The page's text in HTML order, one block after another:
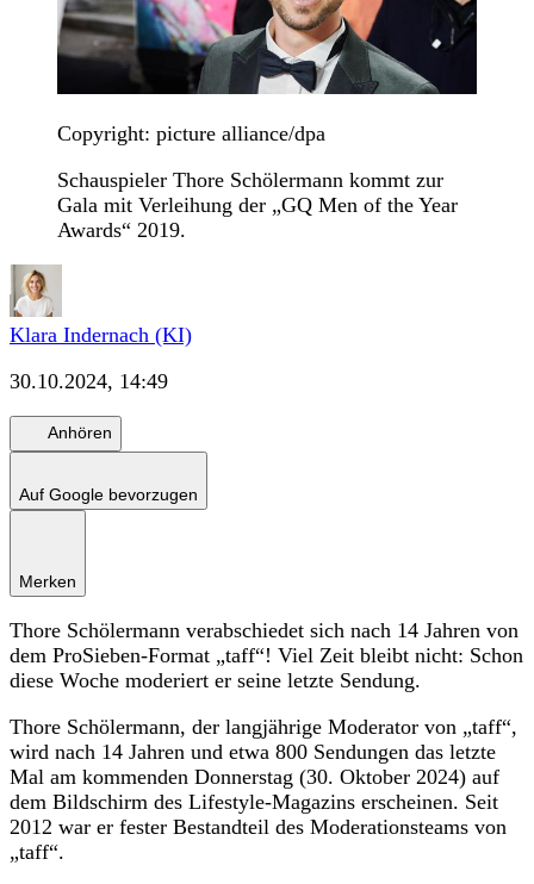
Copyright: picture alliance/dpa
Schauspieler Thore Schölermann kommt zur
Gala mit Verleihung der „GQ Men of the Year
Awards“ 2019.
Klara Indernach (KI)
30.10.2024, 14:49
Anhören
Auf Google bevorzugen
Merken
Thore Schölermann verabschiedet sich nach 14 Jahren von
dem ProSieben-Format „taff“! Viel Zeit bleibt nicht: Schon
diese Woche moderiert er seine letzte Sendung.
Thore Schölermann, der langjährige Moderator von „taff“,
wird nach 14 Jahren und etwa 800 Sendungen das letzte
Mal am kommenden Donnerstag (30. Oktober 2024) auf
dem Bildschirm des Lifestyle-Magazins erscheinen. Seit
2012 war er fester Bestandteil des Moderationsteams von
„taff“.